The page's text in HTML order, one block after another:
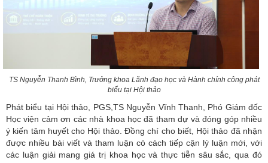
TS Nguyễn Thanh Bình, Trưởng khoa Lãnh đạo học và Hành chính công phát
biểu tại Hội thảo
Phát biểu tại Hội thảo, PGS,TS Nguyễn Vĩnh Thanh, Phó Giám đốc
Học viện cảm ơn các nhà khoa học đã tham dự và đóng góp nhiều
ý kiến tâm huyết cho Hội thảo. Đồng chí cho biết, Hội thảo đã nhận
được nhiều bài viết và tham luận có cách tiếp cận lý luận mới, với
các luận giải mang giá trị khoa học và thực tiễn sâu sắc, qua đó